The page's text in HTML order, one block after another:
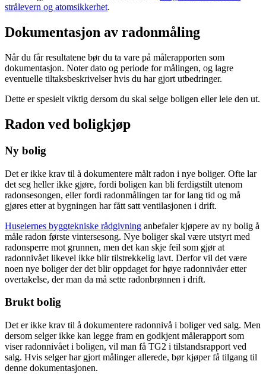
strålevern og atomsikkerhet.
Dokumentasjon av radonmåling
Når du får resultatene bør du ta vare på målerapporten som
dokumentasjon. Noter dato og periode for målingen, og lagre
eventuelle tiltaksbeskrivelser hvis du har gjort utbedringer.
Dette er spesielt viktig dersom du skal selge boligen eller leie den ut.
Radon ved boligkjøp
Ny bolig
Det er ikke krav til å dokumentere målt radon i nye boliger. Ofte lar
det seg heller ikke gjøre, fordi boligen kan bli ferdigstilt utenom
radonsesongen, eller fordi radonmålingen tar for lang tid og må
gjøres etter at bygningen har fått satt ventilasjonen i drift.
Huseiernes byggtekniske rådgivning anbefaler kjøpere av ny bolig å
måle radon første vintersesong. Nye boliger skal være utstyrt med
radonsperre mot grunnen, men det kan skje feil som gjør at
radonnivået likevel ikke blir tilstrekkelig lavt. Derfor vil det være
noen nye boliger der det blir oppdaget for høye radonnivåer etter
overtakelse, der man da må sette radonbrønnen i drift.
Brukt bolig
Det er ikke krav til å dokumentere radonnivå i boliger ved salg. Men
dersom selger ikke kan legge fram en godkjent målerapport som
viser radonnivået i boligen, vil man få TG2 i tilstandsrapport ved
salg. Hvis selger har gjort målinger allerede, bør kjøper få tilgang til
denne dokumentasjonen.